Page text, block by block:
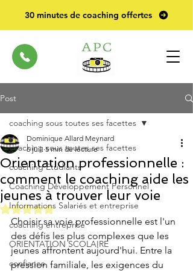
30 minutes de coaching offertes
Post
coaching sous toutes ses facettes
coaching Etudiants
Coaching Développement Personnel
Informations Salariés et entreprise
coaching entreprise
ORIENTATION SCOLAIRE
confiance
coaching sous toutes ses facettes
Orientation professionnelle :
comment le coaching aide les
jeunes à trouver leur voie
Dominique Allard Meynard
6 juil. 5 min de lecture
Noté NaN étoiles sur 5.
Choisir sa voie professionnelle est l'un
des défis les plus complexes que les
jeunes affrontent aujourd'hui. Entre la
pression familiale, les exigences du